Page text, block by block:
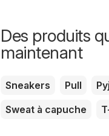
Des produits
maintenant
Sneakers Pull
Sweat à capuche